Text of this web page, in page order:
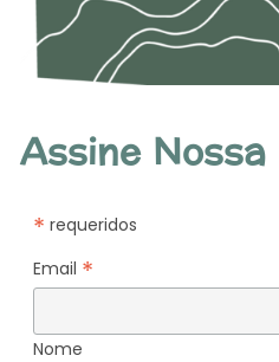
Assine Nossa
* requeridos
Email *
Nome